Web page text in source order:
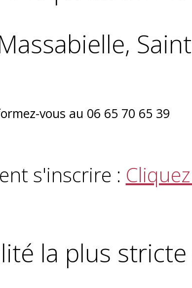
vous au 06 65 70 65 39
s'inscrire :
la plus